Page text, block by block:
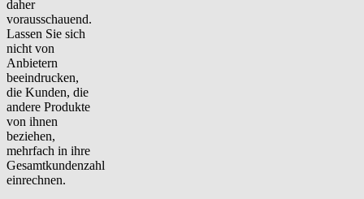
daher
vorausschauend.
Lassen Sie sich
nicht von
Anbietern
beeindrucken,
die Kunden, die
andere Produkte
von ihnen
beziehen,
mehrfach in ihre
Gesamtkundenzahl
einrechnen.